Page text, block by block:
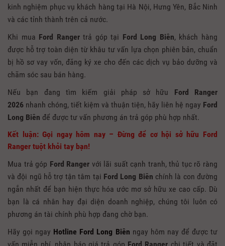
kinh nghiệm phục vụ khách hàng tại Hà Nội, Hưng Yên, Bắc Ninh
và các tỉnh thành trên cả nước.
Khi mua Ford Rangertrả góp tại Ford Long Biên, khách hàng
được hỗ trợ toàn diện từ khâu tư vấn lựa chọn phiên bản, chuẩn
bị hồ sơ vay vốn, đăng ký xe cho đến các dịch vụ bảo dưỡng và
chăm sóc sau bán hàng.
Nếu bạn đang tìm kiếm giải pháp sở hữu Ford Ranger
2026 nhanh chóng, tiết kiệm và thuận tiện, hãy liên hệ ngay Ford
Long Biên để được tư vấn phương án trả góp phù hợp nhất.
Kết luận: Gọi ngay hôm nay – Đừng để cơ hội sở hữu Ford
Ranger tuột khỏi tay bạn!
Mua trả góp Ford Ranger với lãi suất cạnh tranh, thủ tục rõ ràng
và đội ngũ hỗ trợ tận tâm tại Ford Long Biên chính là con đường
ngắn nhất để bạn hiện thực hóa ước mơ sở hữu xe cao cấp. Dù
bạn là cá nhân hay đại diện doanh nghiệp, chúng tôi luôn có
phương án tài chính phù hợp đang chờ bạn.
Hãy gọi ngay Hotline Ford Long Biên ngay hôm nay để được tư